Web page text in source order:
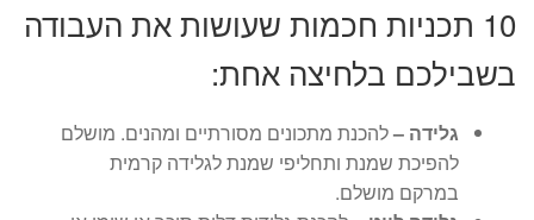
10 תכניות חכמות שעושות את העבודה
בשבילכם בלחיצה אחת:
גלידה –להכנת מתכונים מסורתיים ומהנים. מושלם
להפיכת שמנת ותחליפי שמנת לגלידה קרמית
במרקם מושלם.